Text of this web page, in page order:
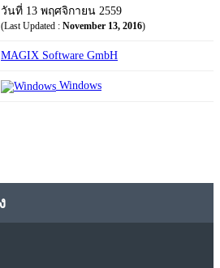
วันที่ 13 พฤศจิกายน 2559
(Last Updated : November 13, 2016)
MAGIX Software GmbH
Windows